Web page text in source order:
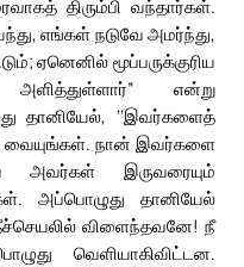
திரும்பி வந்தார்கள்.
எங்கள் நடுவே அமர்ந்து,
ஏனெனில் மூப்பருக்குரிய
என்று
தானியேல், ‘‘இவர்களைத்
வையுங்கள். நான் இவர்களை
அவர்கள் இருவரையும்
அப்பொழுது தானியேல்
விளைந்தவனே! நீ
வெளியாகிவிட்டன.